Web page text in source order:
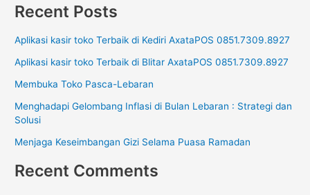
Recent Posts
Aplikasi kasir toko Terbaik di Kediri AxataPOS 0851.7309.8927
Aplikasi kasir toko Terbaik di Blitar AxataPOS 0851.7309.8927
Membuka Toko Pasca-Lebaran
Menghadapi Gelombang Inflasi di Bulan Lebaran : Strategi dan
Solusi
Menjaga Keseimbangan Gizi Selama Puasa Ramadan
Recent Comments